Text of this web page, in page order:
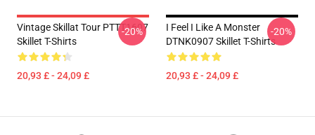
Vintage Skillat Tour PTTT1607
Skillet T-Shirts
20,93 £ - 24,09 £
-20%
I Feel I Like A Monster
DTNK0907 Skillet T-Shirts
20,93 £ - 24,09 £
-20%